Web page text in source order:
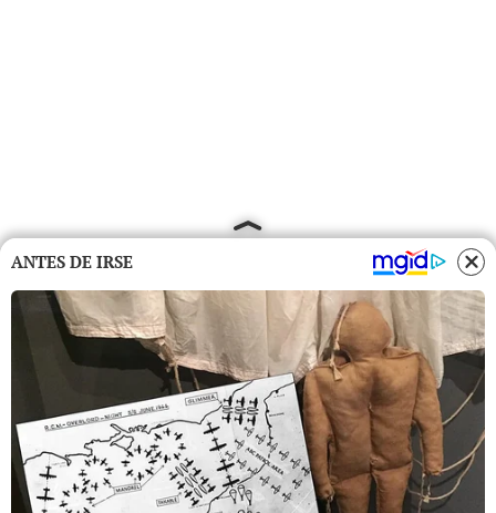
ANTES DE IRSE